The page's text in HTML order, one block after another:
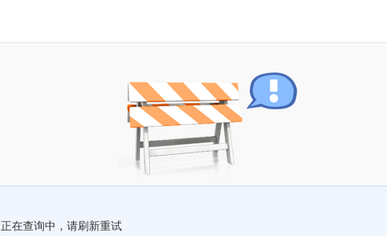
正在查询中，请刷新重试